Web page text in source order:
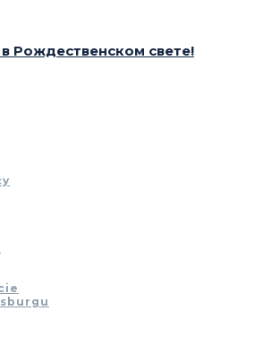
Рождественском свете!